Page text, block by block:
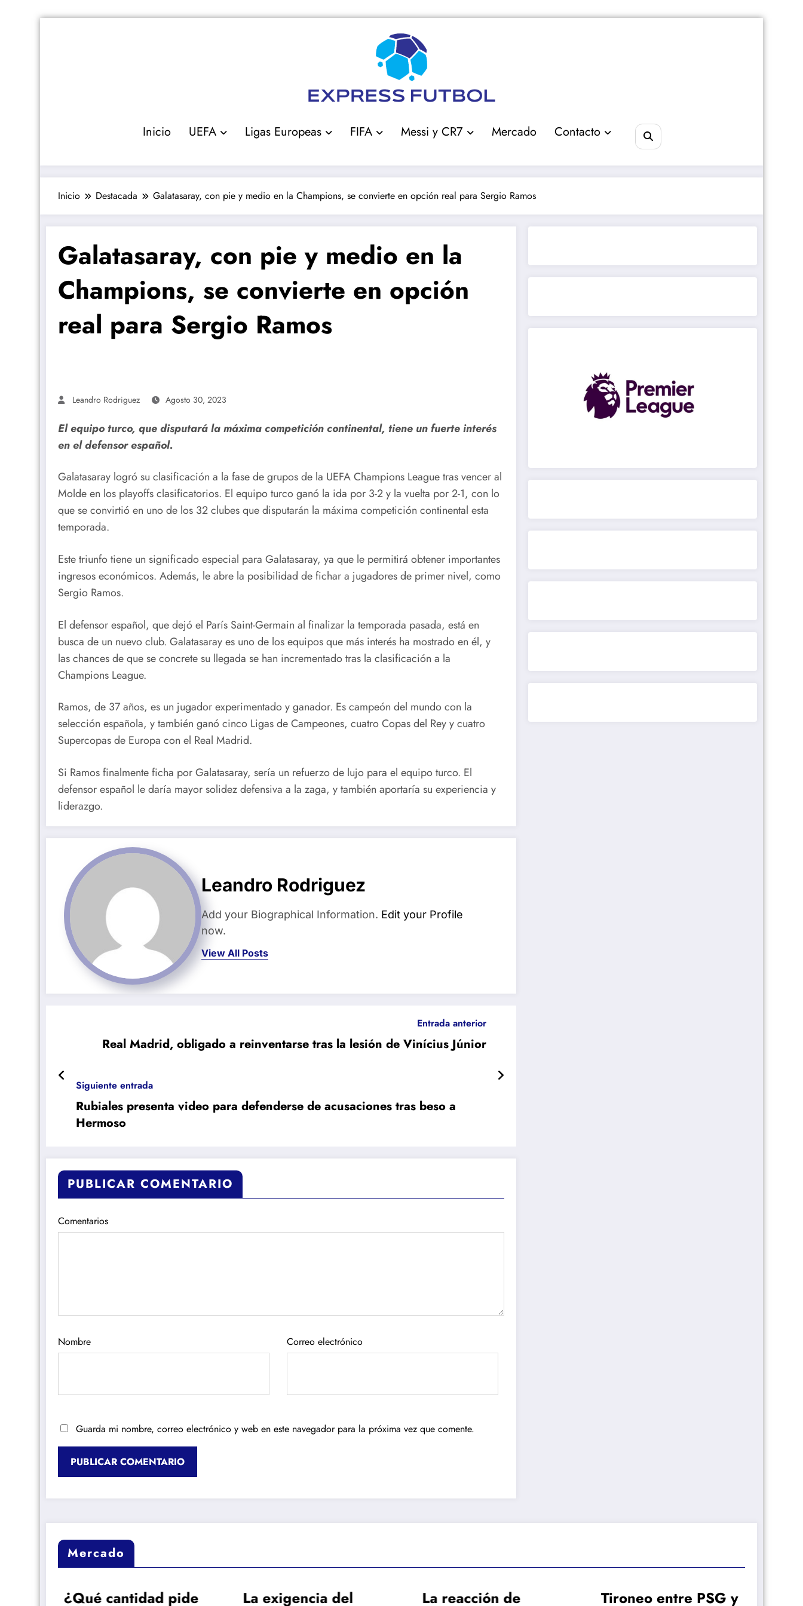
Inicio UEFA Ligas Europeas FIFA Messi y CR7 Mercado Contacto
Inicio Destacada Galatasaray, con pie y medio en la Champions, se convierte en opción real para Sergio Ramos
Galatasaray, con pie y medio en la
Champions, se convierte en opción
real para Sergio Ramos
Leandro Rodriguez Agosto 30, 2023
El equipo turco, que disputará la máxima competición continental, tiene un fuerte interés
en el defensor español.
Galatasaray logró su clasificación a la fase de grupos de la UEFA Champions League tras vencer al
Molde en los playoffs clasificatorios. El equipo turco ganó la ida por 3-2 y la vuelta por 2-1, con lo
que se convirtió en uno de los 32 clubes que disputarán la máxima competición continental esta
temporada.
Este triunfo tiene un significado especial para Galatasaray, ya que le permitirá obtener importantes
ingresos económicos. Además, le abre la posibilidad de fichar a jugadores de primer nivel, como
Sergio Ramos.
El defensor español, que dejó el París Saint-Germain al finalizar la temporada pasada, está en
busca de un nuevo club. Galatasaray es uno de los equipos que más interés ha mostrado en él, y
las chances de que se concrete su llegada se han incrementado tras la clasificación a la
Champions League.
Ramos, de 37 años, es un jugador experimentado y ganador. Es campeón del mundo con la
selección española, y también ganó cinco Ligas de Campeones, cuatro Copas del Rey y cuatro
Supercopas de Europa con el Real Madrid.
Si Ramos finalmente ficha por Galatasaray, sería un refuerzo de lujo para el equipo turco. El
defensor español le daría mayor solidez defensiva a la zaga, y también aportaría su experiencia y
liderazgo.
Leandro Rodriguez
Add your Biographical Information. Edit your Profile
now.
View All Posts
Entrada anterior
Real Madrid, obligado a reinventarse tras la lesión de Vinícius Júnior
Siguiente entrada
Rubiales presenta video para defenderse de acusaciones tras beso a
Hermoso
PUBLICAR COMENTARIO
Comentarios
Nombre Correo electrónico
Guarda mi nombre, correo electrónico y web en este navegador para la próxima vez que comente.
Mercado
¿Qué cantidad pide La exigencia del La reacción de Tironeo entre PSG y